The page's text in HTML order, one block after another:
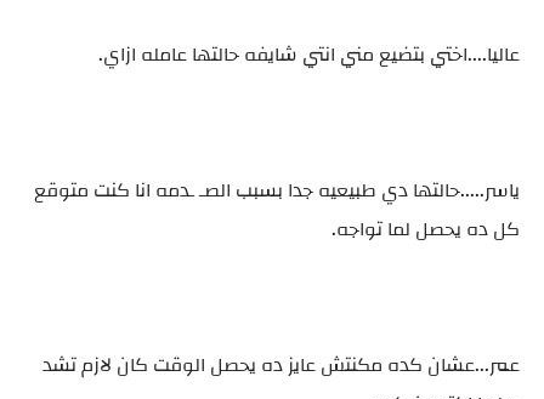
عاليا....اختي بتضيع مني انتي شايفه حالتها عامله ازاي.
ياسر.....حالتها دي طبيعيه جدا بسبب الصـ ـدمه انا كنت متوقع
كل ده يحصل لما تواجه.
عمر...عشان كده مكنتش عايز ده يحصل الوقت كان لازم تشد